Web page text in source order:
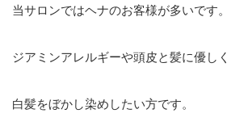
当サロンではヘナのお客様が多いです。
ジアミンアレルギーや頭皮と髪に優しく
白髪をぼかし染めしたい方です。